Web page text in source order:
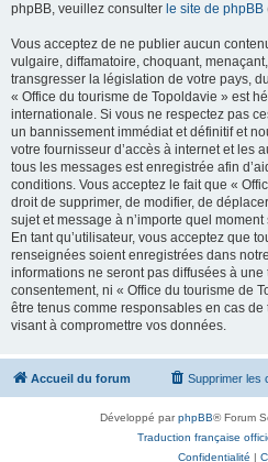
phpBB, veuillez consulter le site de phpBB
Vous acceptez de ne publier aucun
vulgaire, diffamatoire, choquant,
transgresser la législation de votre pays,
« Office du tourisme de Topoldavie » est
internationale. Si vous ne respectez pas
un bannissement immédiat et définitif et
votre fournisseur d’accès à internet et les
tous les messages est enregistrée afin
conditions. Vous acceptez le fait que «
droit de supprimer, de modifier, de
sujet et message à n’importe quel
En tant qu’utilisateur, vous acceptez que
renseignées soient enregistrées dans
informations ne seront pas diffusées à une
consentement, ni « Office du tourisme de
être tenus comme responsables en cas
visant à compromettre vos données.
Accueil du forum Supprimer les
Développé parphpBB® Forum
Traduction française
Confidentialité |